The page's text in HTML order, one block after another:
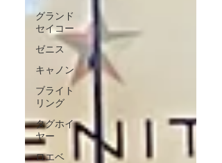
グランド
セイコー
ゼニス
キャノン
ブライト
リング
タグホイ
ヤー
ロエベ